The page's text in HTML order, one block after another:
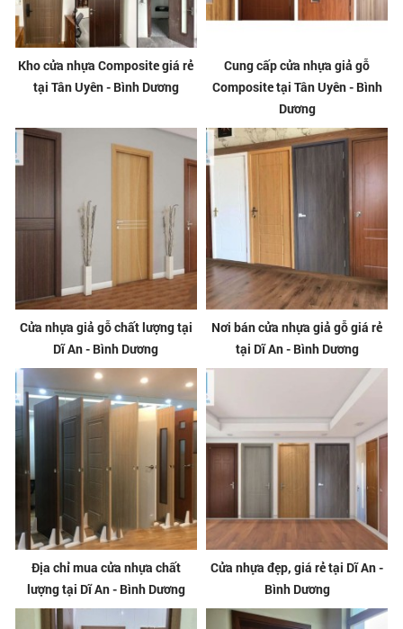
Kho cửa nhựa Composite giá rẻ
tại Tân Uyên - Bình Dương
Cung cấp cửa nhựa giả gỗ
Composite tại Tân Uyên - Bình
Dương
Cửa nhựa giả gỗ chất lượng tại
Dĩ An - Bình Dương
Nơi bán cửa nhựa giả gỗ giá rẻ
tại Dĩ An - Bình Dương
Địa chỉ mua cửa nhựa chất
lượng tại Dĩ An - Bình Dương
Cửa nhựa đẹp, giá rẻ tại Dĩ An -
Bình Dương